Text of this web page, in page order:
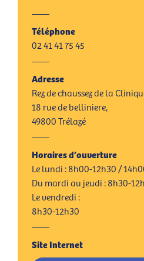
Téléphone
02 41 41 75 45
Adresse
Rez de chaussez de la
18 rue de belliniere,
49800 Trélazé
Horaires d’ouverture
Le lundi :8h00-12h30 /
Du mardi au jeudi :8h30-
Le vendredi :
8h30-12h30
Site Internet